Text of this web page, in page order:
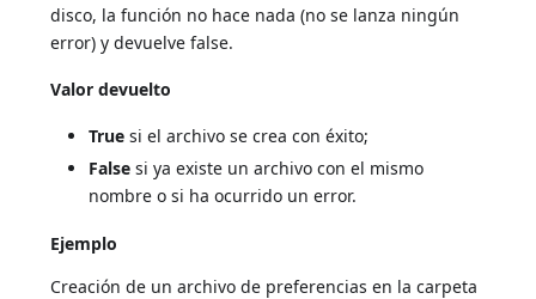
disco, la función no hace nada (no se lanza ningún
error) y devuelve false.
Valor devuelto
True si el archivo se crea con éxito;
False si ya existe un archivo con el mismo
nombre o si ha ocurrido un error.
Ejemplo
Creación de un archivo de preferencias en la carpeta